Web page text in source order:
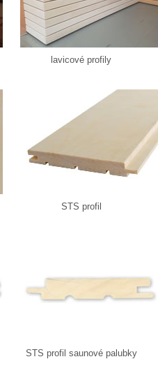
lavicové profily
STS profil
STS profil saunové palubky